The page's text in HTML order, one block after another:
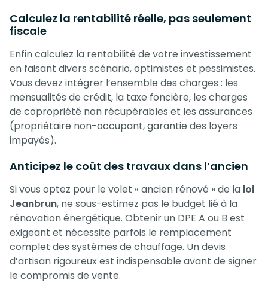
Calculez la rentabilité réelle, pas seulement
fiscale
Enfin calculez la rentabilité de votre investissement
en faisant divers scénario, optimistes et pessimistes.
Vous devez intégrer l’ensemble des charges : les
mensualités de crédit, la taxe foncière, les charges
de copropriété non récupérables et les assurances
(propriétaire non-occupant, garantie des loyers
impayés).
Anticipez le coût des travaux dans l’ancien
Si vous optez pour le volet « ancien rénové » de la loi
Jeanbrun, ne sous-estimez pas le budget lié à la
rénovation énergétique. Obtenir un DPE A ou B est
exigeant et nécessite parfois le remplacement
complet des systèmes de chauffage. Un devis
d’artisan rigoureux est indispensable avant de signer
le compromis de vente.